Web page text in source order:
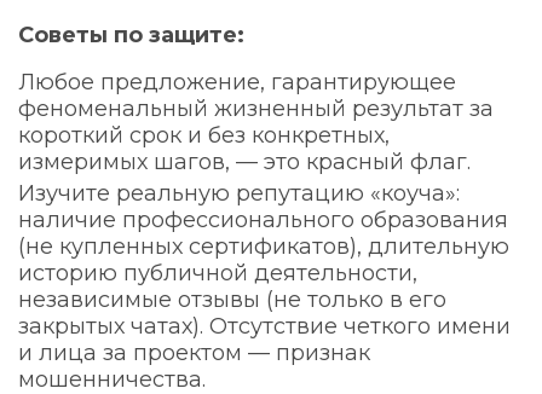
Советы по защите:
Любое предложение, гарантирующее
феноменальный жизненный результат за
короткий срок и без конкретных,
измеримых шагов, — это красный флаг.
Изучите реальную репутацию «коуча»:
наличие профессионального образования
(не купленных сертификатов), длительную
историю публичной деятельности,
независимые отзывы (не только в его
закрытых чатах). Отсутствие четкого имени
и лица за проектом — признак
мошенничества.